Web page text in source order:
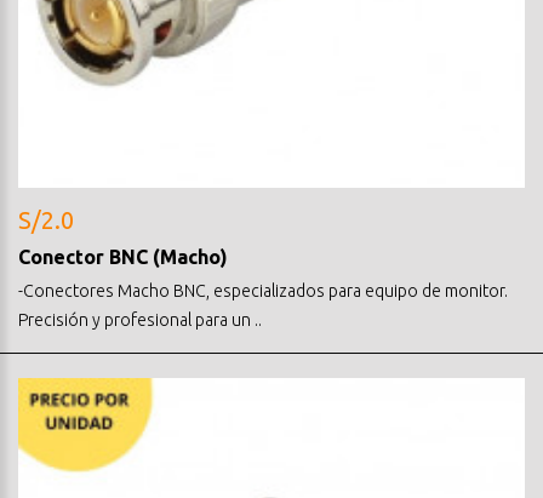
S/2.0
Conector BNC (Macho)
-Conectores Macho BNC, especializados para equipo de monitor.
Precisión y profesional para un ..